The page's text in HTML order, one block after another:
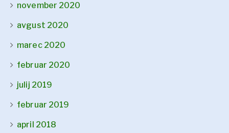
november 2020
avgust 2020
marec 2020
februar 2020
julij 2019
februar 2019
april 2018